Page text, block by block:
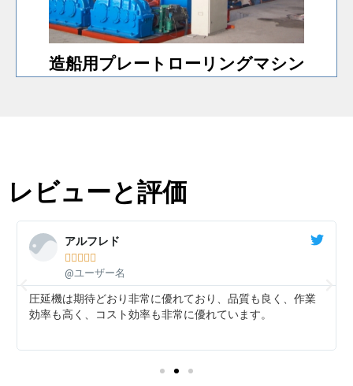
造船用プレートローリングマシン
造船用プレートローリングマシン
レビューと評価
アルフレド

@ユーザー名
圧延機は期待どおり非常に優れており、品質も良く、作業
効率も高く、コスト効率も非常に優れています。